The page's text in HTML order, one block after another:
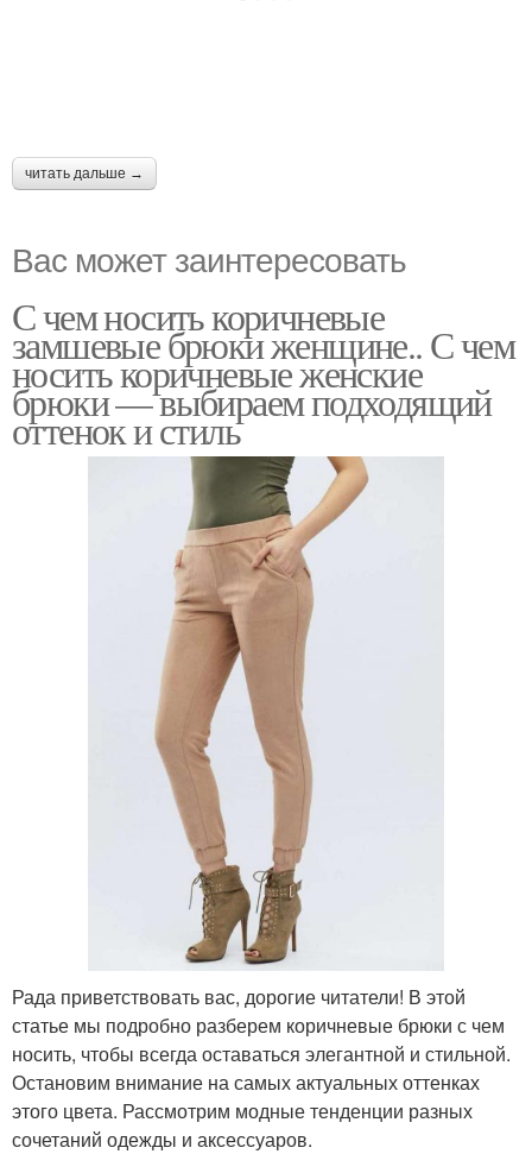
читать дальше →
Вас может заинтересовать
С чем носить коричневые
замшевые брюки женщине.. С чем
носить коричневые женские
брюки — выбираем подходящий
оттенок и стиль
Рада приветствовать вас, дорогие читатели! В этой
статье мы подробно разберем коричневые брюки с чем
носить, чтобы всегда оставаться элегантной и стильной.
Остановим внимание на самых актуальных оттенках
этого цвета. Рассмотрим модные тенденции разных
сочетаний одежды и аксессуаров.